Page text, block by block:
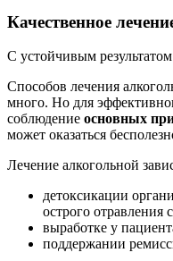
Качественное
С устойчивым
Способов лечения
много. Но для
соблюдение основных
может оказаться
Лечение алкогольной
детоксикации
острого
выработке у
поддержании